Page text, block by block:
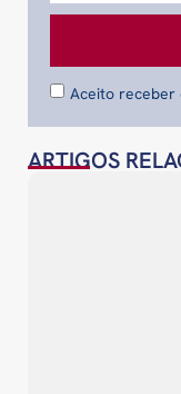
Aceito receber
ARTIGOS